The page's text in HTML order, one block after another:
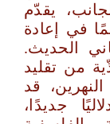
يقدّم
في إعادة
الحديث.
من تقليد
قد
جديدًا،